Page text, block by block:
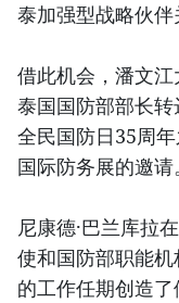
泰加强型战略伙伴
借此机会，潘文江
泰国国防部部长
全民国防日35周
国际防务展的邀请。
尼康德·巴兰库拉
使和国防部职能
的工作任期创造